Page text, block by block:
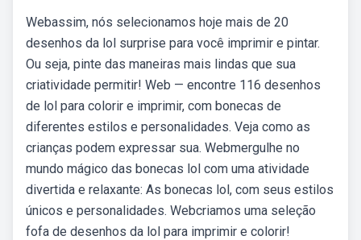
Webassim, nós selecionamos hoje mais de 20
desenhos da lol surprise para você imprimir e pintar.
Ou seja, pinte das maneiras mais lindas que sua
criatividade permitir! Web — encontre 116 desenhos
de lol para colorir e imprimir, com bonecas de
diferentes estilos e personalidades. Veja como as
crianças podem expressar sua. Webmergulhe no
mundo mágico das bonecas lol com uma atividade
divertida e relaxante: As bonecas lol, com seus estilos
únicos e personalidades. Webcriamos uma seleção
fofa de desenhos da lol para imprimir e colorir!